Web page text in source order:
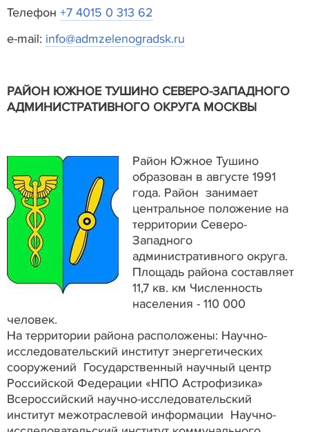
Телефон +7 4015 0 313 62
e-mail: info@admzelenogradsk.ru
РАЙОН ЮЖНОЕ ТУШИНО СЕВЕРО-ЗАПАДНОГО
АДМИНИСТРАТИВНОГО ОКРУГА МОСКВЫ
Район Южное Тушино
образован в августе 1991
года. Район занимает
центральное положение на
территории Северо-
Западного
административного округа.
Площадь района составляет
11,7 кв. км Численность
населения - 110 000
человек.
На территории района расположены: Научно-
исследовательский институт энергетических
сооружений Государственный научный центр
Российской Федерации «НПО Астрофизика»
Всероссийский научно-исследовательский
институт межотраслевой информации Научно-